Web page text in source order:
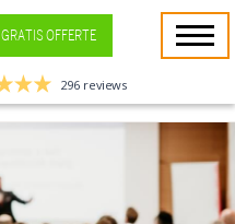
GRATIS OFFERTE
296 reviews